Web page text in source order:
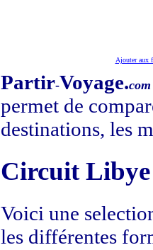
Ajouter aux
Partir-Voyage.com
permet de
destinations, les
Circuit
Voici une
les différentes